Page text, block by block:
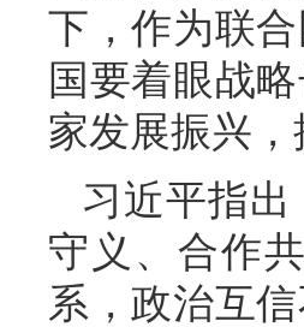
下，作为联
国要着眼战
家发展振兴
习近平指
守义、合作
系，政治互